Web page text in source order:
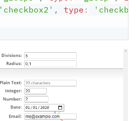
'checkbox2' , type :